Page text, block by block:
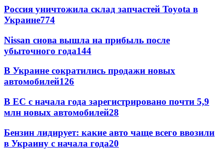
Россия уничтожила склад запчастей Toyota в
Украине774
Nissan снова вышла на прибыль после
убыточного года144
В Украине сократились продажи новых
автомобилей126
В ЕС с начала года зарегистрировано почти 5,9
млн новых автомобилей28
Бензин лидирует: какие авто чаще всего ввозили
в Украину с начала года20